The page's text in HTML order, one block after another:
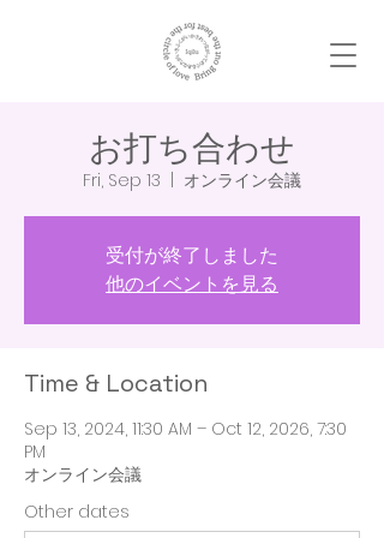
お打ち合わせ
Fri, Sep 13 オンライン会議
受付が終了しました
他のイベントを見る
Time & Location
Sep 13, 2024, 11:30 AM – Oct 12, 2026, 7:30
PM
オンライン会議
Other dates